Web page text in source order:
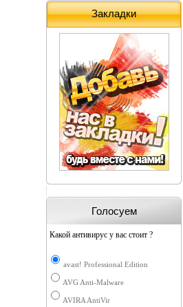
Закладки
Голосуем
Какой антивирус у вас стоит ?
avast! Professional Edition
AVG Anti-Malware
AVIRA AntiVir